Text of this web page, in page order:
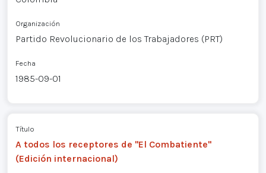
Organización
Partido Revolucionario de los Trabajadores (PRT)
Fecha
1985-09-01
Título
A todos los receptores de "El Combatiente"
(Edición internacional)